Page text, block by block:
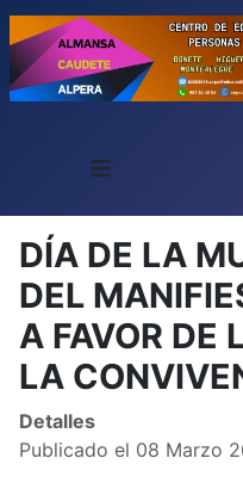
≡
DÍA DE LA
DEL
A FAVOR DE
LA
Detalles
Publicado el 08 Marzo